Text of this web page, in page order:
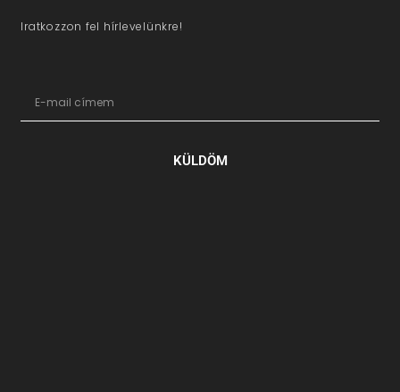
Iratkozzon fel hírlevelünkre!
KÜLDÖM